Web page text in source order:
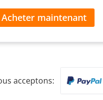
Acheter maintenant
acceptons: